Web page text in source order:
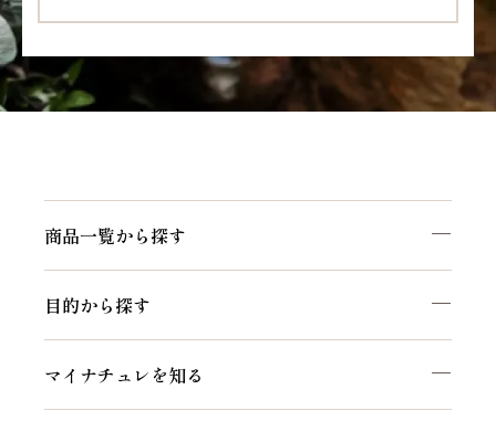
商品一覧から探す
目的から探す
マイナチュレを知る